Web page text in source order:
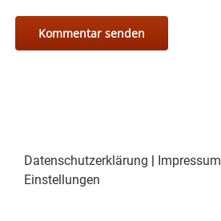
Datenschutzerklärung Impressum
Einstellungen